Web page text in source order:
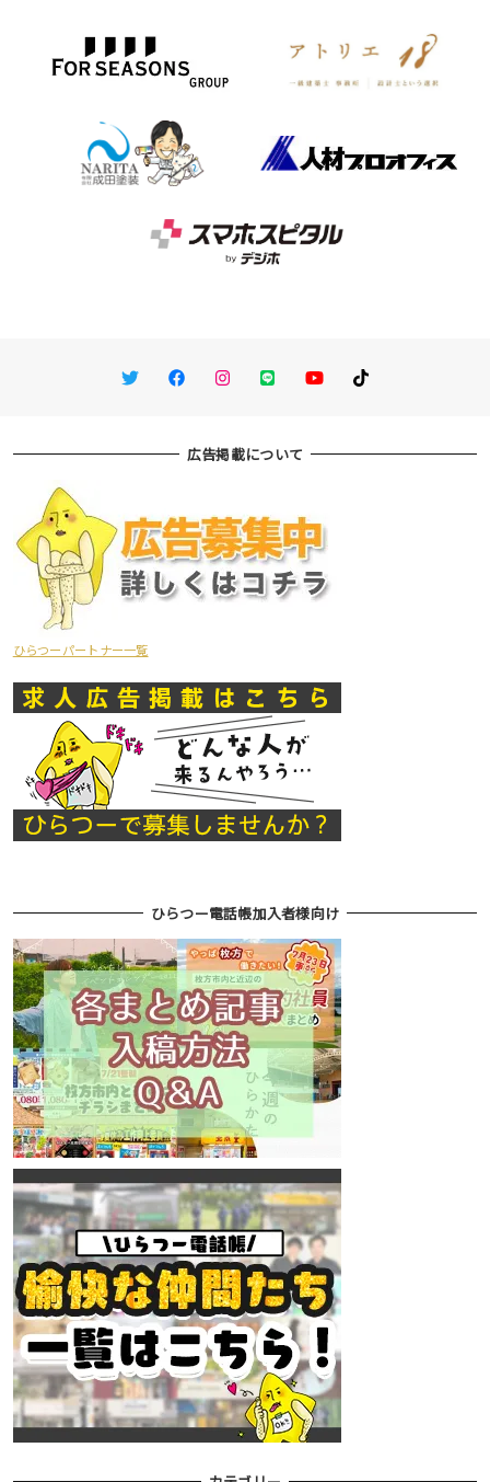
TwitterFacebookInstagram
LINE You TubeTikTok
広告掲載について
ひらつーパートナー一覧
ひらつー電話帳加入者様向け